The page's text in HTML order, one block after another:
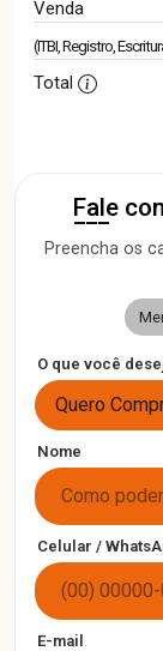
Venda
(ITBI, Registro,
Total
Fale
Preencha os
O que você
Quero
Nome
Celular /
E-mail